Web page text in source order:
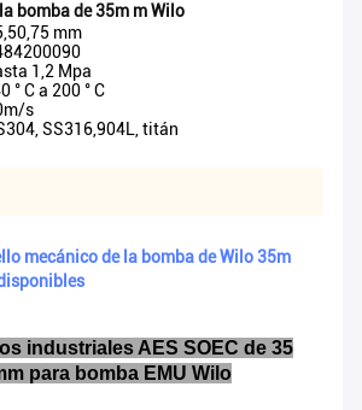
bomba de 35m m Wilo
mm
1,2 Mpa
° C a 200 ° C
s
SS316,904L, titán
mecánico de la bomba de Wilo 35m
industriales AES SOEC de 35
para bomba EMU Wilo